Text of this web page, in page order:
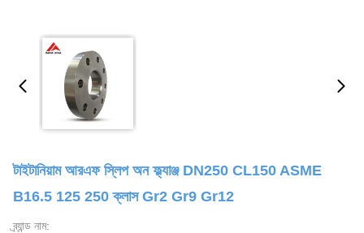
টাইটানিয়াম আরএফ স্লিপ অন ফ্ল্যাঞ্জ DN250 CL150 ASME
B16.5 125 250 ক্লাস Gr2 Gr9 Gr12
ব্র্যান্ড নাম: